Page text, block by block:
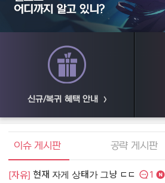
신규/복귀 혜택 안내
엘소드 커뮤니티
이슈 게시판 공략 게시판
[자유] 현재 자게 상태가 그냥 ㄷㄷ 댓글수:
1